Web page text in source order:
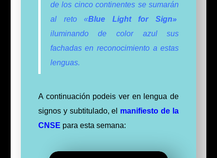
de los cinco continentes se sumarán
al reto «Blue Light for Sign»
iluminando de color azul sus
fachadas en reconocimiento a estas
lenguas.
A continuación podeis ver en lengua de
signos y subtitulado, el manifiesto de la
CNSE para esta semana: